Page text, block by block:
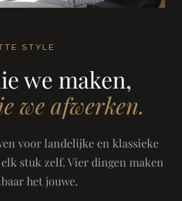
STYLE
we maken,
we afwerken.
voor landelijke en klassieke
stuk zelf. Vier dingen maken
het jouwe.